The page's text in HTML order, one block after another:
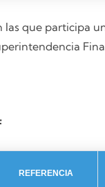
las que participa
REFERENCIA